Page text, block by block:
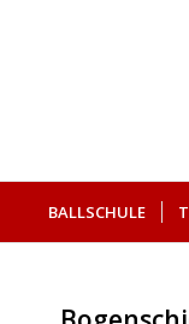
BALLSCHULE